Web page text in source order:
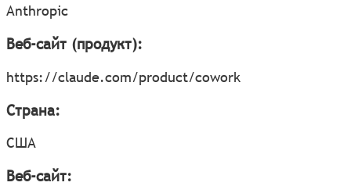
Anthropic
Веб-сайт (продукт):
https://claude.com/product/cowork
Страна:
США
Веб-сайт: